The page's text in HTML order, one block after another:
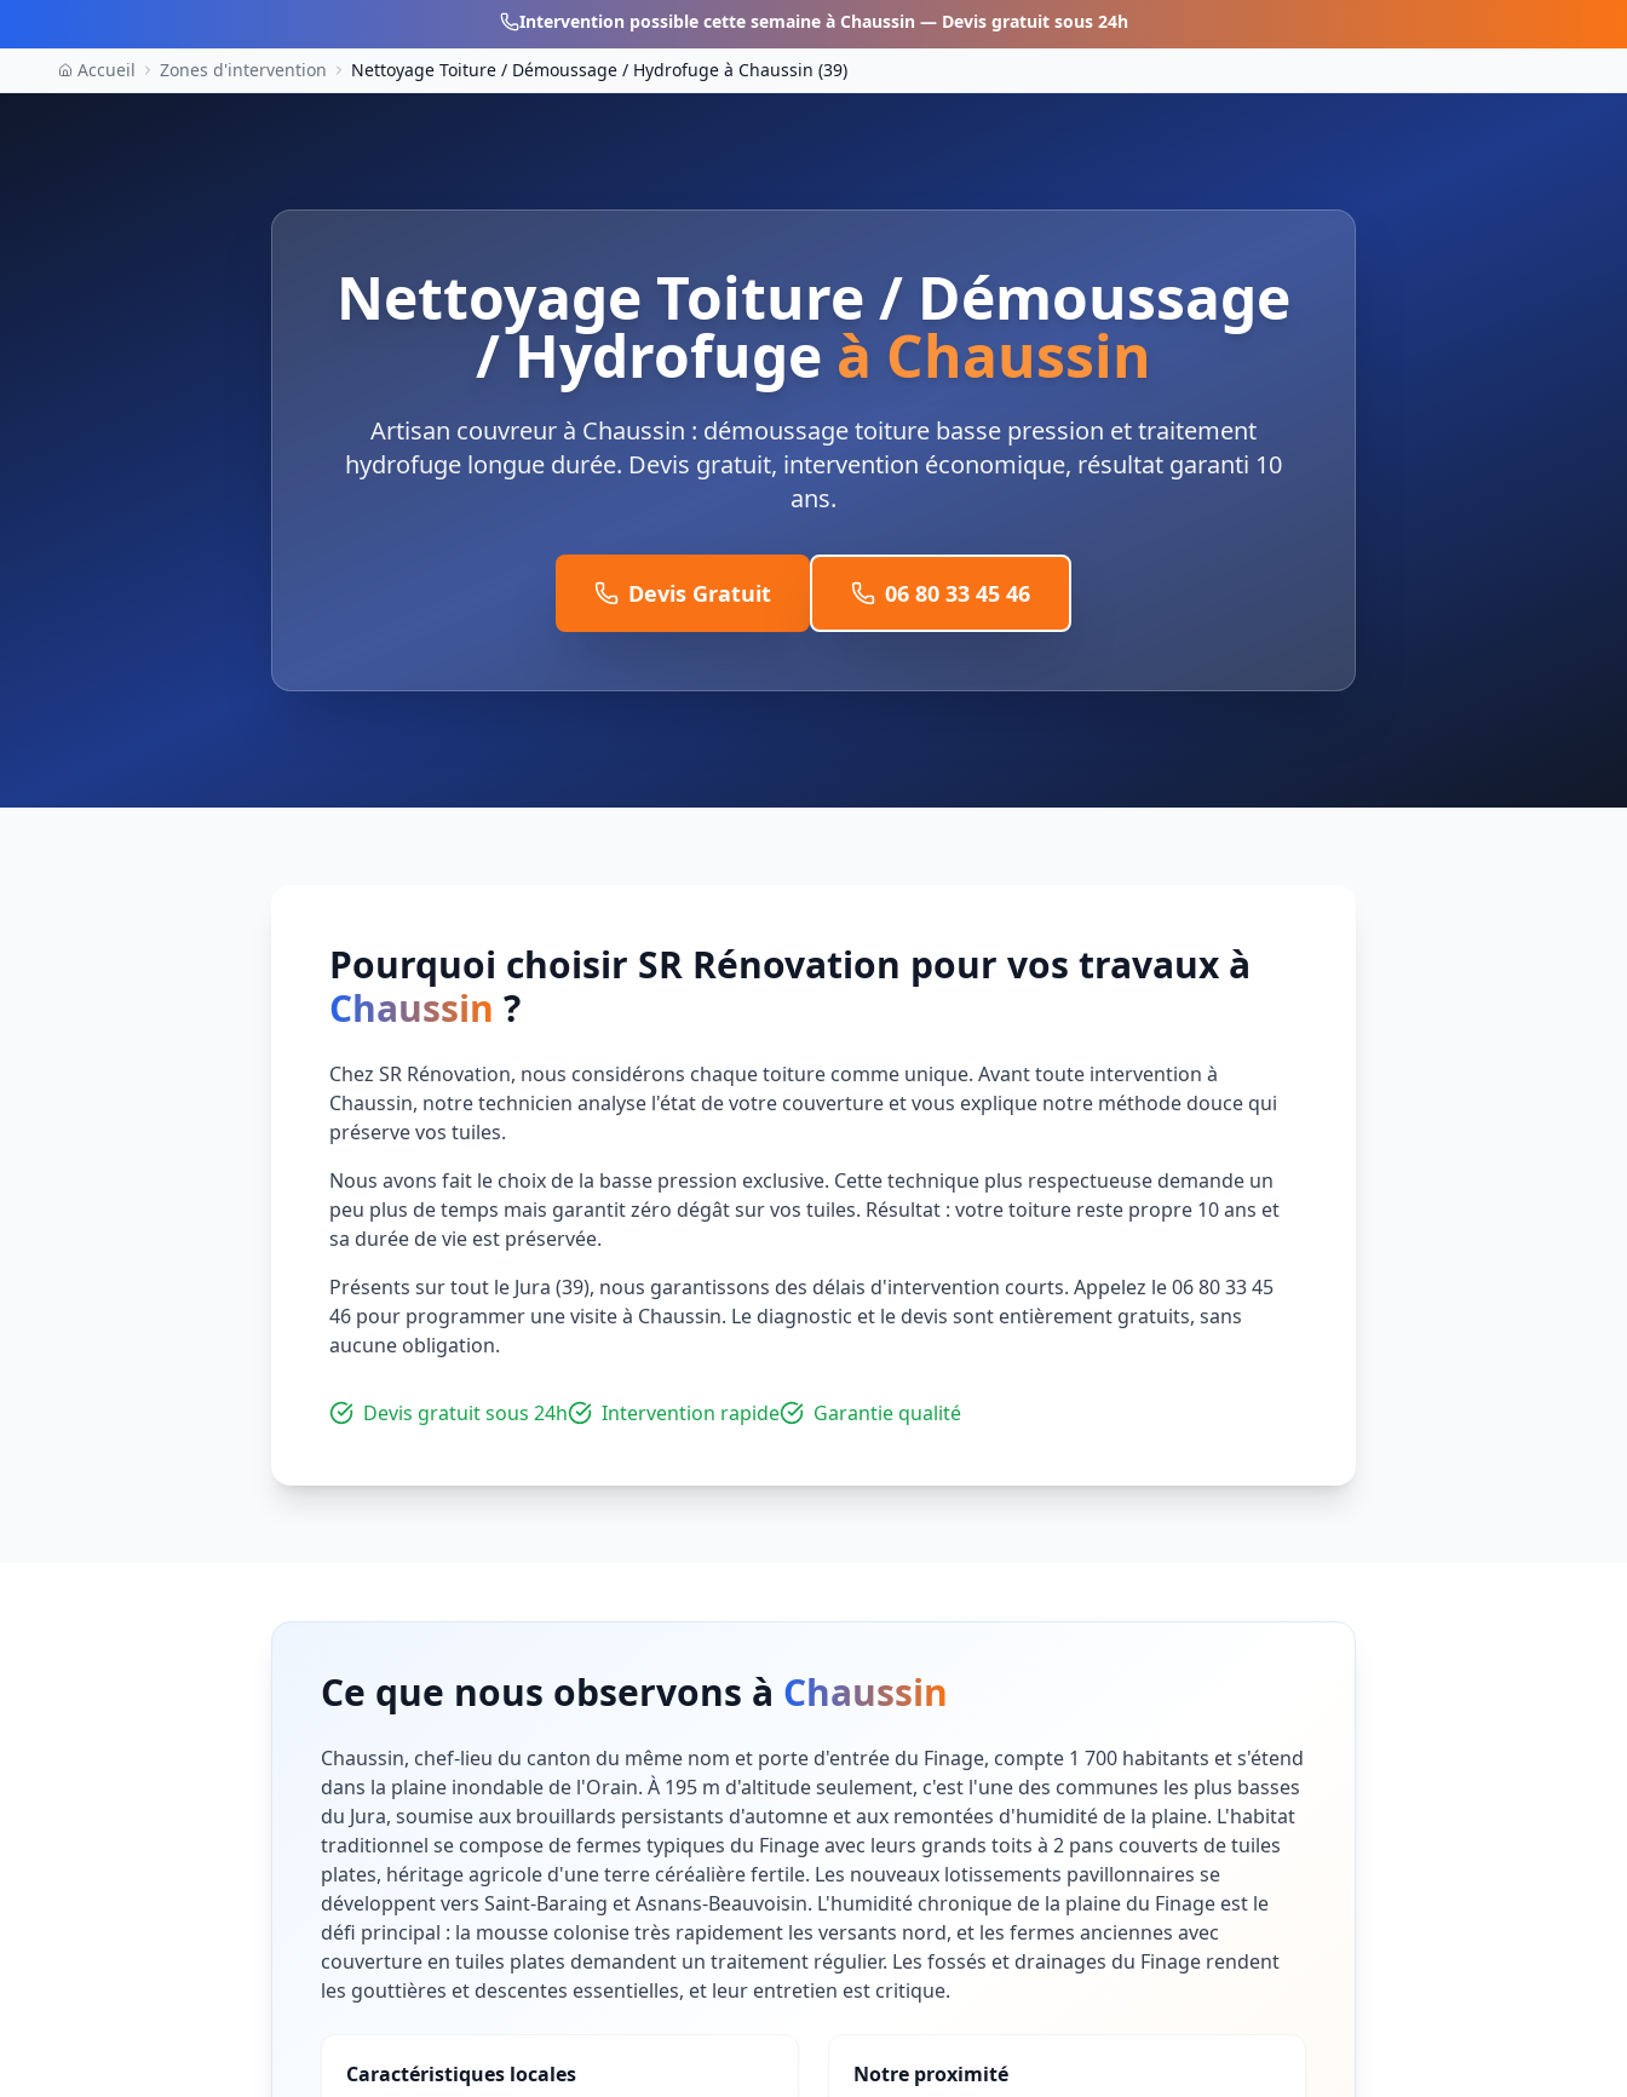
Intervention possible cette semaine à Chaussin — Devis gratuit sous 24h
Accueil Zones d'intervention Nettoyage Toiture / Démoussage / Hydrofuge à Chaussin (39)
Nettoyage Toiture / Démoussage
/ Hydrofuge à Chaussin
Artisan couvreur à Chaussin : démoussage toiture basse pression et traitement
hydrofuge longue durée. Devis gratuit, intervention économique, résultat garanti 10
ans.
Devis Gratuit 06 80 33 45 46
Pourquoi choisir SR Rénovation pour vos travaux à
Chaussin ?
Chez SR Rénovation, nous considérons chaque toiture comme unique. Avant toute intervention à
Chaussin, notre technicien analyse l'état de votre couverture et vous explique notre méthode douce qui
préserve vos tuiles.
Nous avons fait le choix de la basse pression exclusive. Cette technique plus respectueuse demande un
peu plus de temps mais garantit zéro dégât sur vos tuiles. Résultat : votre toiture reste propre 10 ans et
sa durée de vie est préservée.
Présents sur tout le Jura (39), nous garantissons des délais d'intervention courts. Appelez le 06 80 33 45
46 pour programmer une visite à Chaussin. Le diagnostic et le devis sont entièrement gratuits, sans
aucune obligation.
Devis gratuit sous 24h Intervention rapide Garantie qualité
Ce que nous observons à Chaussin
Chaussin, chef-lieu du canton du même nom et porte d'entrée du Finage, compte 1 700 habitants et s'étend
dans la plaine inondable de l'Orain. À 195 m d'altitude seulement, c'est l'une des communes les plus basses
du Jura, soumise aux brouillards persistants d'automne et aux remontées d'humidité de la plaine. L'habitat
traditionnel se compose de fermes typiques du Finage avec leurs grands toits à 2 pans couverts de tuiles
plates, héritage agricole d'une terre céréalière fertile. Les nouveaux lotissements pavillonnaires se
développent vers Saint-Baraing et Asnans-Beauvoisin. L'humidité chronique de la plaine du Finage est le
défi principal : la mousse colonise très rapidement les versants nord, et les fermes anciennes avec
couverture en tuiles plates demandent un traitement régulier. Les fossés et drainages du Finage rendent
les gouttières et descentes essentielles, et leur entretien est critique.
Caractéristiques locales Notre proximité